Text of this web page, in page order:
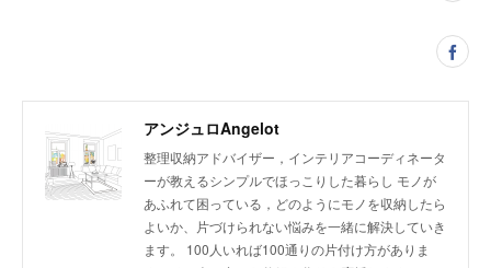
アンジュロAngelot
整理収納アドバイザー，インテリアコーディネータ
ーが教えるシンプルでほっこりした暮らし モノが
あふれて困っている，どのようにモノを収納したら
よいか、片づけられない悩みを一緒に解決していき
ます。 100人いれば100通りの片付け方がありま